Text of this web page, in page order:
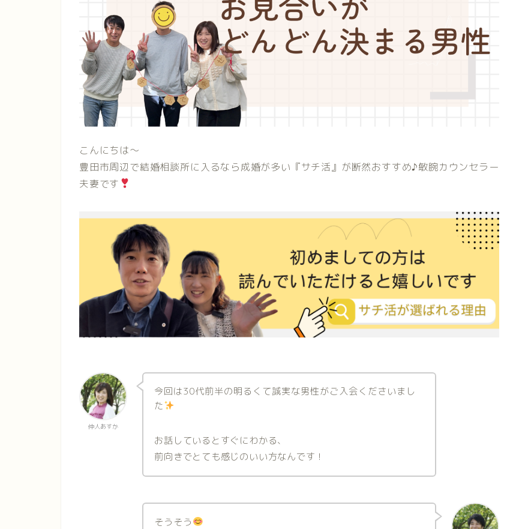
こんにちは〜
豊田市周辺で結婚相談所に入るなら成婚が多い『サチ活』が断然おすすめ♪敏腕カウンセラー
夫妻です
仲人あすか
今回は30代前半の明るくて誠実な男性がご入会くださいまし
た
お話しているとすぐにわかる、
前向きでとても感じのいい方なんです！
そうそう